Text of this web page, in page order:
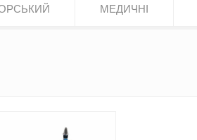
МЕДИЧНІ